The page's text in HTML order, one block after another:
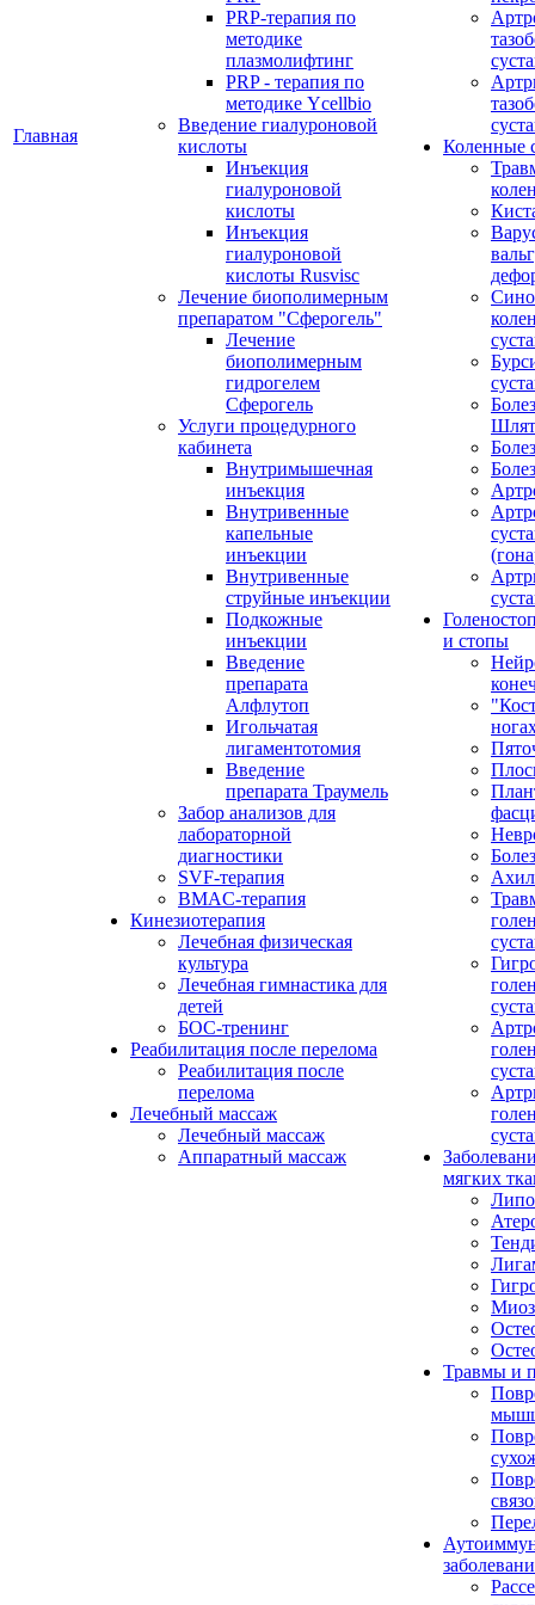
Главная
PRP-терапия по
методике
плазмолифтинг
PRP - терапия по
методике Ycellbio
Введение гиалуроновой
кислоты
Инъекция
гиалуроновой
кислоты
Инъекция
гиалуроновой
кислоты Rusvisc
Лечение биополимерным
препаратом "Сферогель"
Лечение
биополимерным
гидрогелем
Сферогель
Услуги процедурного
кабинета
Внутримышечная
инъекция
Внутривенные
капельные
инъекции
Внутривенные
струйные инъекции
Подкожные
инъекции
Введение
препарата
Алфлутоп
Игольчатая
лигаментотомия
Введение
препарата Траумель
Забор анализов для
лабораторной
диагностики
SVF-терапия
BMAC-терапия
Кинезиотерапия
Лечебная физическая
культура
Лечебная гимнастика для
детей
БОС-тренинг
Реабилитация после перелома
Реабилитация после
перелома
Лечебный массаж
Лечебный массаж
Аппаратный массаж
Коленные
и стопы
мягких
Травмы и